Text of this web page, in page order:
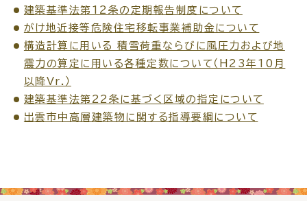
各種相談窓口 担当窓口
建築基準法第12条の定期報告制度について
がけ地近接等危険住宅移転事業補助金について
構造計算に用いる 積雪荷重ならびに風圧力および地
震力の算定に用いる各種定数について（H23年10月
以降Vr.）
建築基準法第22条に基づく区域の指定について
出雲市中高層建築物に関する指導要綱について